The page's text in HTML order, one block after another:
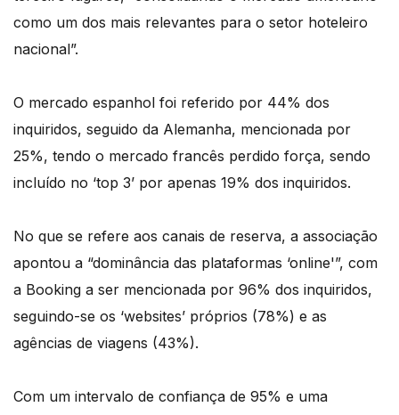
como um dos mais relevantes para o setor hoteleiro
nacional”.
O mercado espanhol foi referido por 44% dos
inquiridos, seguido da Alemanha, mencionada por
25%, tendo o mercado francês perdido força, sendo
incluído no ‘top 3’ por apenas 19% dos inquiridos.
No que se refere aos canais de reserva, a associação
apontou a “dominância das plataformas ‘online'”, com
a Booking a ser mencionada por 96% dos inquiridos,
seguindo-se os ‘websites’ próprios (78%) e as
agências de viagens (43%).
Com um intervalo de confiança de 95% e uma